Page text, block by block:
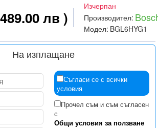
лв )
Изчерпан
Производител:
Модел: BGL6HYG1
На изплащане
Съгласи се с всички
условия
Прочел съм и съм съгласен
с
Общи условия за ползване